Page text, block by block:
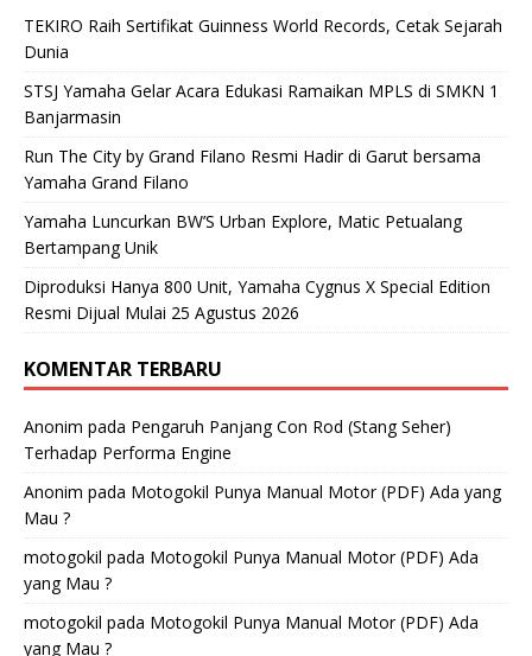
TEKIRO Raih Sertifikat Guinness World Records, Cetak Sejarah
Dunia
STSJ Yamaha Gelar Acara Edukasi Ramaikan MPLS di SMKN 1
Banjarmasin
Run The City by Grand Filano Resmi Hadir di Garut bersama
Yamaha Grand Filano
Yamaha Luncurkan BW’S Urban Explore, Matic Petualang
Bertampang Unik
Diproduksi Hanya 800 Unit, Yamaha Cygnus X Special Edition
Resmi Dijual Mulai 25 Agustus 2026
KOMENTAR TERBARU
Anonim pada Pengaruh Panjang Con Rod (Stang Seher)
Terhadap Performa Engine
Anonim pada Motogokil Punya Manual Motor (PDF) Ada yang
Mau ?
motogokil pada Motogokil Punya Manual Motor (PDF) Ada
yang Mau ?
motogokil pada Motogokil Punya Manual Motor (PDF) Ada
yang Mau ?